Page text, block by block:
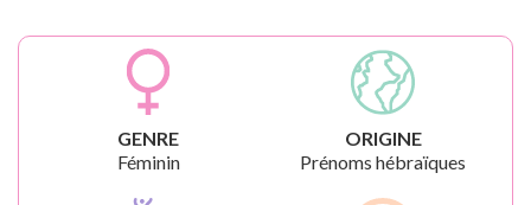
GENRE
Féminin
ORIGINE
Prénoms hébraïques